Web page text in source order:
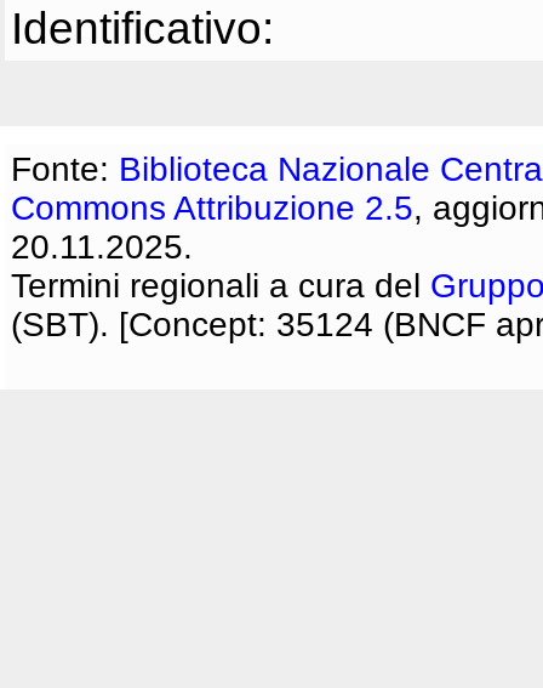
Identificativo:
Fonte: Biblioteca Nazionale
Commons Attribuzione 2.5,
20.11.2025.
Termini regionali a cura del
(SBT). [Concept: 35124 (BNCF